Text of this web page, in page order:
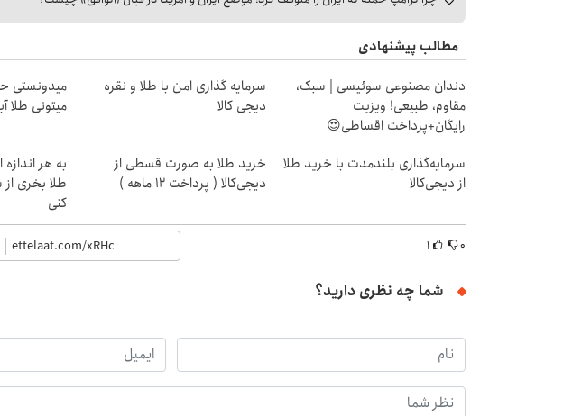
مطالب پیشنهادی
دندان مصنوعی سوئیسی | سبک،
مقاوم، طبیعی! ویزیت
رایگان+پرداخت اقساطی😍
سرمایه گذاری امن با طلا و نقره
دیجی کالا
میتونی طلا
سرمایه‌گذاری بلندمدت با خرید طلا
از دیجی‌کالا
خرید طلا به صورت قسطی از
دیجی‌کالا ( پرداخت 12 ماهه )
به هر
طلا بخری
کنی
۰ ۱
شما چه نظری دارید؟